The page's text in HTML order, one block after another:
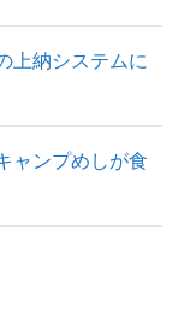
上納システムに
ャンプめしが食